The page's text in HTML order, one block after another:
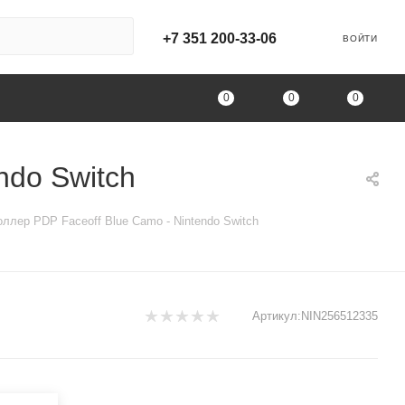
+7 351 200-33-06 ВОЙТИ
0 0 0
Switch
PDP Faceoff Blue Camo - Nintendo Switch
Артикул: NIN256512335